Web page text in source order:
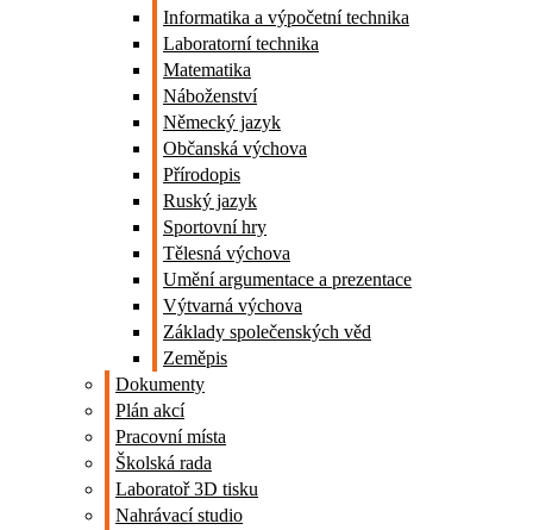
Informatika a výpočetní technika
Laboratorní technika
Matematika
Náboženství
Německý jazyk
Občanská výchova
Přírodopis
Ruský jazyk
Sportovní hry
Tělesná výchova
Umění argumentace a prezentace
Výtvarná výchova
Základy společenských věd
Zeměpis
Dokumenty
Plán akcí
Pracovní místa
Školská rada
Laboratoř 3D tisku
Nahrávací studio